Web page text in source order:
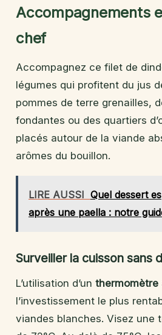
Accompagnements
chef
Accompagnez ce filet de
légumes qui profitent du jus
pommes de terre grenailles,
fondantes ou des quartiers
placés autour de la viande
arômes du bouillon.
LIRE AUSSI Quel dessert
après une paella : notre
Surveiller la cuisson sans
L’utilisation d’un thermomètre
l’investissement le plus
viandes blanches. Visez